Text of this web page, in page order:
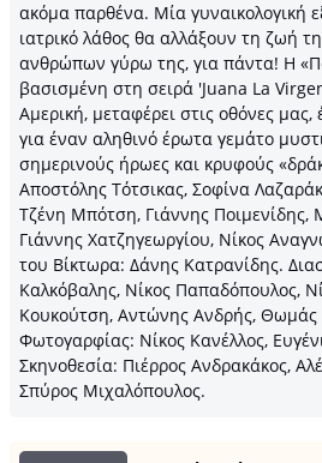
ακόμα παρθένα. Μία γυναικολογική
ιατρικό λάθος θα αλλάξουν τη ζωή
ανθρώπων γύρω της, για πάντα! Η
βασισμένη στη σειρά 'Juana La
Αμερική, μεταφέρει στις οθόνες
για έναν αληθινό έρωτα γεμάτο
σημερινούς ήρωες και κρυφούς
Αποστόλης Τότσικας, Σοφίνα
Τζένη Μπότση, Γιάννης Ποιμενίδης,
Γιάννης Χατζηγεωργίου, Νίκος
του Βίκτωρα: Δάνης Κατρανίδης.
Καλκόβαλης, Νίκος Παπαδόπουλος,
Κουκούτση, Αντώνης Ανδρής,
Φωτογαρφίας: Νίκος Κανέλλος,
Σκηνοθεσία: Πιέρρος Ανδρακάκος,
Σπύρος Μιχαλόπουλος.